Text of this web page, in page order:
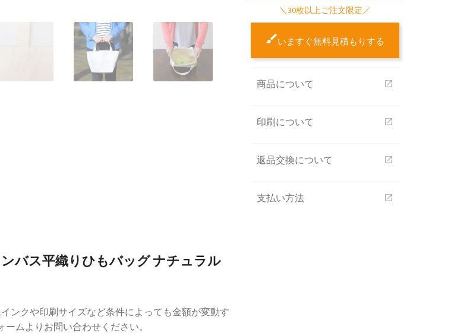
＼30枚以上ご注文限定／
いますぐ無料見積もりする
商品について open_in_new
印刷について open_in_new
返品交換について open_in_new
支払い方法 open_in_new
バス平織りひもバッグ ナチュラル
ンクや印刷サイズなど条件によっても金額が変動す
ムよりお問い合わせください。